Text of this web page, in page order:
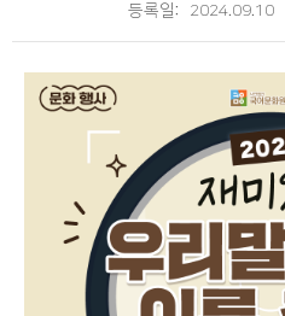
등록일: 2024.09.10